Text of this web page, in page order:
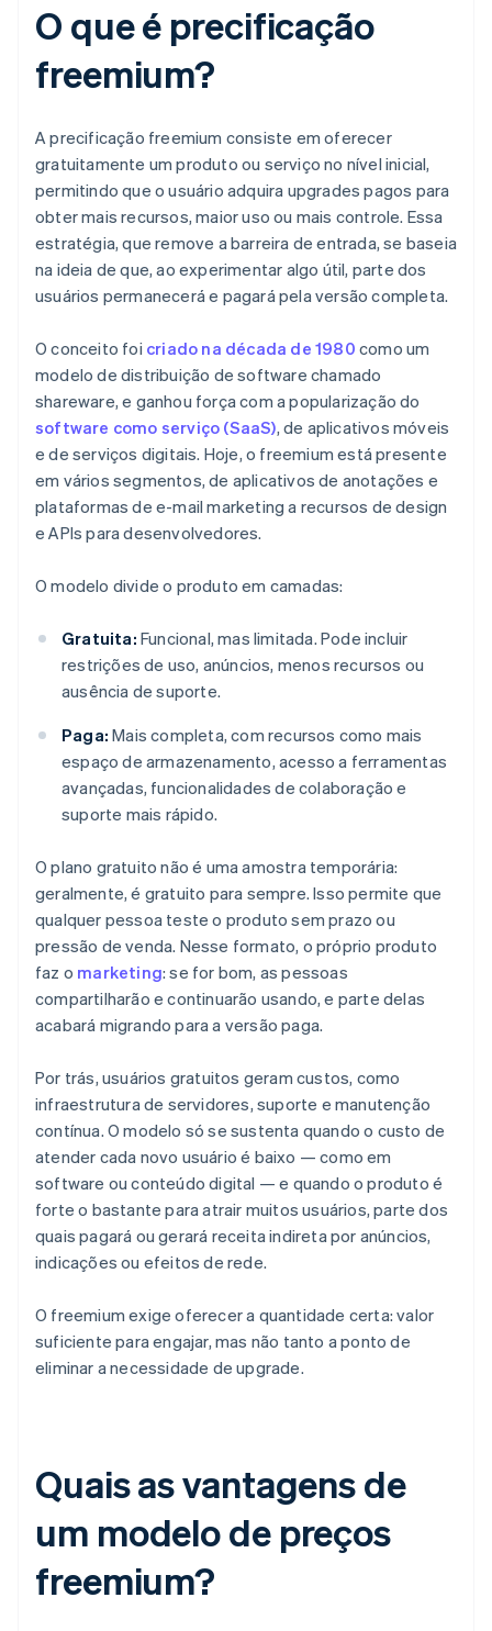
O que é precificação
freemium?
A precificação freemium consiste em oferecer
gratuitamente um produto ou serviço no nível inicial,
permitindo que o usuário adquira upgrades pagos para
obter mais recursos, maior uso ou mais controle. Essa
estratégia, que remove a barreira de entrada, se baseia
na ideia de que, ao experimentar algo útil, parte dos
usuários permanecerá e pagará pela versão completa.
O conceito foi criado na década de 1980 como um
modelo de distribuição de software chamado
shareware, e ganhou força com a popularização do
software como serviço (SaaS), de aplicativos móveis
e de serviços digitais. Hoje, o freemium está presente
em vários segmentos, de aplicativos de anotações e
plataformas de e-mail marketing a recursos de design
e APIs para desenvolvedores.
O modelo divide o produto em camadas:
Gratuita: Funcional, mas limitada. Pode incluir
restrições de uso, anúncios, menos recursos ou
ausência de suporte.
Paga: Mais completa, com recursos como mais
espaço de armazenamento, acesso a ferramentas
avançadas, funcionalidades de colaboração e
suporte mais rápido.
O plano gratuito não é uma amostra temporária:
geralmente, é gratuito para sempre. Isso permite que
qualquer pessoa teste o produto sem prazo ou
pressão de venda. Nesse formato, o próprio produto
faz o marketing: se for bom, as pessoas
compartilharão e continuarão usando, e parte delas
acabará migrando para a versão paga.
Por trás, usuários gratuitos geram custos, como
infraestrutura de servidores, suporte e manutenção
contínua. O modelo só se sustenta quando o custo de
atender cada novo usuário é baixo — como em
software ou conteúdo digital — e quando o produto é
forte o bastante para atrair muitos usuários, parte dos
quais pagará ou gerará receita indireta por anúncios,
indicações ou efeitos de rede.
O freemium exige oferecer a quantidade certa: valor
suficiente para engajar, mas não tanto a ponto de
eliminar a necessidade de upgrade.
Quais as vantagens de
um modelo de preços
freemium?